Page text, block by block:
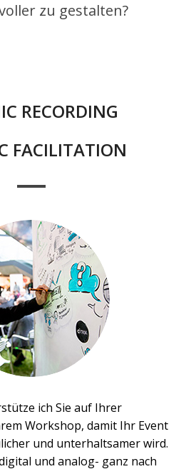
zu gestalten?
RECORDING
FACILITATION
ich Sie auf Ihrer
Workshop, damit Ihr Event
und unterhaltsamer wird.
und analog- ganz nach